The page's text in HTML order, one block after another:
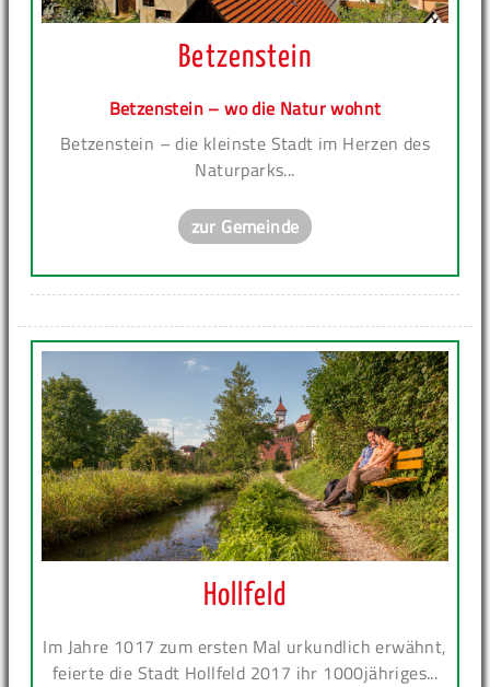
Betzenstein
Betzenstein – wo die Natur wohnt
Betzenstein – die kleinste Stadt im Herzen des
Naturparks...
zur Gemeinde
Hollfeld
Im Jahre 1017 zum ersten Mal urkundlich erwähnt,
feierte die Stadt Hollfeld 2017 ihr 1000jähriges...